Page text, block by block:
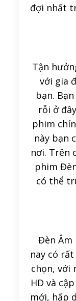
đợi nhất
Tận
với gia
bạn.
rỗi ở
phim
này bạn
nơi. Trên
phim
có thể
Đèn Âm
nay có
chọn, với
HD và
mới, hấp